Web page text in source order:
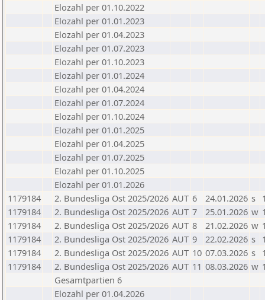
Elozahl per 01.10.2022
Elozahl per 01.01.2023
Elozahl per 01.04.2023
Elozahl per 01.07.2023
Elozahl per 01.10.2023
Elozahl per 01.01.2024
Elozahl per 01.04.2024
Elozahl per 01.07.2024
Elozahl per 01.10.2024
Elozahl per 01.01.2025
Elozahl per 01.04.2025
Elozahl per 01.07.2025
Elozahl per 01.10.2025
Elozahl per 01.01.2026
1179184
2. Bundesliga Ost 2025/2026 AUT 6 24.01.2026 s
1179184
2. Bundesliga Ost 2025/2026 AUT 7 25.01.2026 w
1179184
2. Bundesliga Ost 2025/2026 AUT 8 21.02.2026 w
1179184
2. Bundesliga Ost 2025/2026 AUT 9 22.02.2026 s
1179184
2. Bundesliga Ost 2025/2026 AUT 10 07.03.2026 s
1179184
2. Bundesliga Ost 2025/2026 AUT 11 08.03.2026 w
Gesamtpartien 6
Elozahl per 01.04.2026